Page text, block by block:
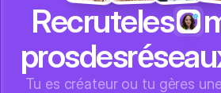
Recruteles
prosdes
Tu es créateur ou tu gères